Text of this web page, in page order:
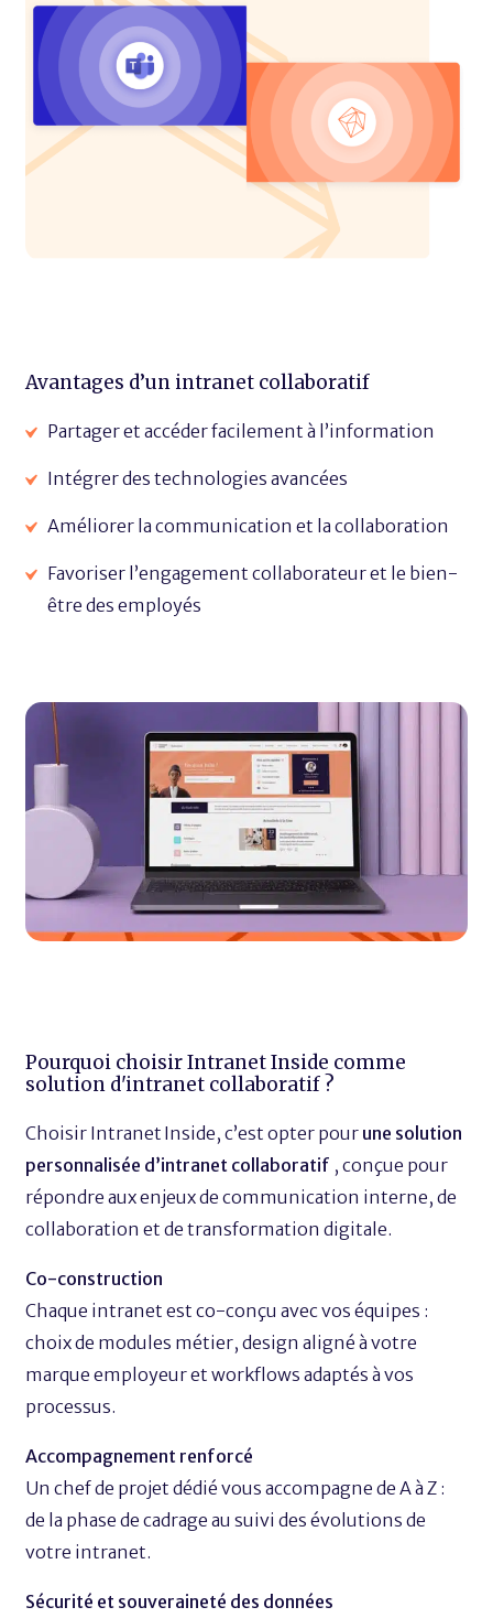
Avantages d’un intranet collaboratif
Partager et accéder facilement à l’information
Intégrer des technologies avancées
Améliorer la communication et la collaboration
Favoriser l’engagement collaborateur et le bien-
être des employés
Pourquoi choisir Intranet Inside comme
solution d'intranet collaboratif ?
Choisir Intranet Inside, c’est opter pour une solution
personnalisée d’intranet collaboratif , conçue pour
répondre aux enjeux de communication interne, de
collaboration et de transformation digitale.
Co-construction
Chaque intranet est co-conçu avec vos équipes :
choix de modules métier, design aligné à votre
marque employeur et workflows adaptés à vos
processus.
Accompagnement renforcé
Un chef de projet dédié vous accompagne de A à Z :
de la phase de cadrage au suivi des évolutions de
votre intranet.
Sécurité et souveraineté des données